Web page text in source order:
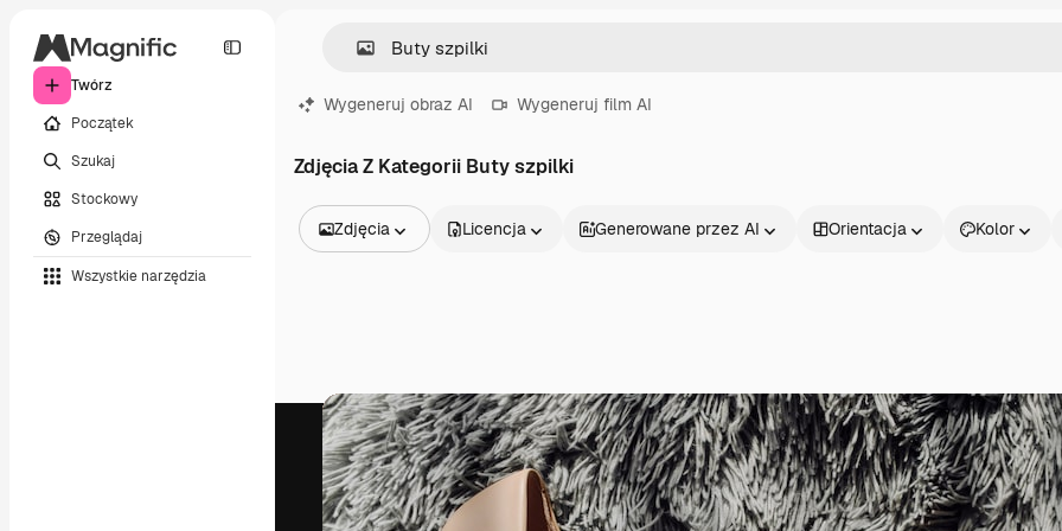
Twórz
Początek
Szukaj
Stockowy
Przeglądaj
Wszystkie narzędzia
Wygeneruj obraz AI Wygeneruj film AI
Zdjęcia Z Kategorii Buty szpilki
Zdjęcia
Filmy
Klipy wideo
Ruchome grafiki
Szablony wideo
Ikony
Modele 3D
Czcionki
Licencja Generowane przez AI Orientacja Kolor
Produkty Zacznij